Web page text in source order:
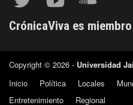
CrónicaViva es
Copyright © 2026 - Universidad
Inicio
Política Locales
Entretenimiento
Regional